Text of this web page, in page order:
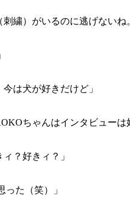
繍）がいるのに逃げないね
は犬が好きだけど」
ちゃんはインタビューは
？好きィ？」
た（笑）」